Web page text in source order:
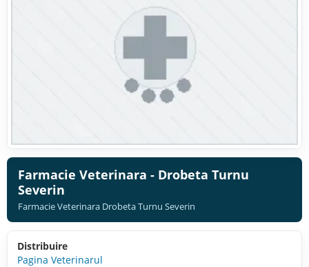
Farmacie Veterinara - Drobeta Turnu
Severin
Farmacie Veterinara Drobeta Turnu Severin
Distribuire
Pagina Veterinarul